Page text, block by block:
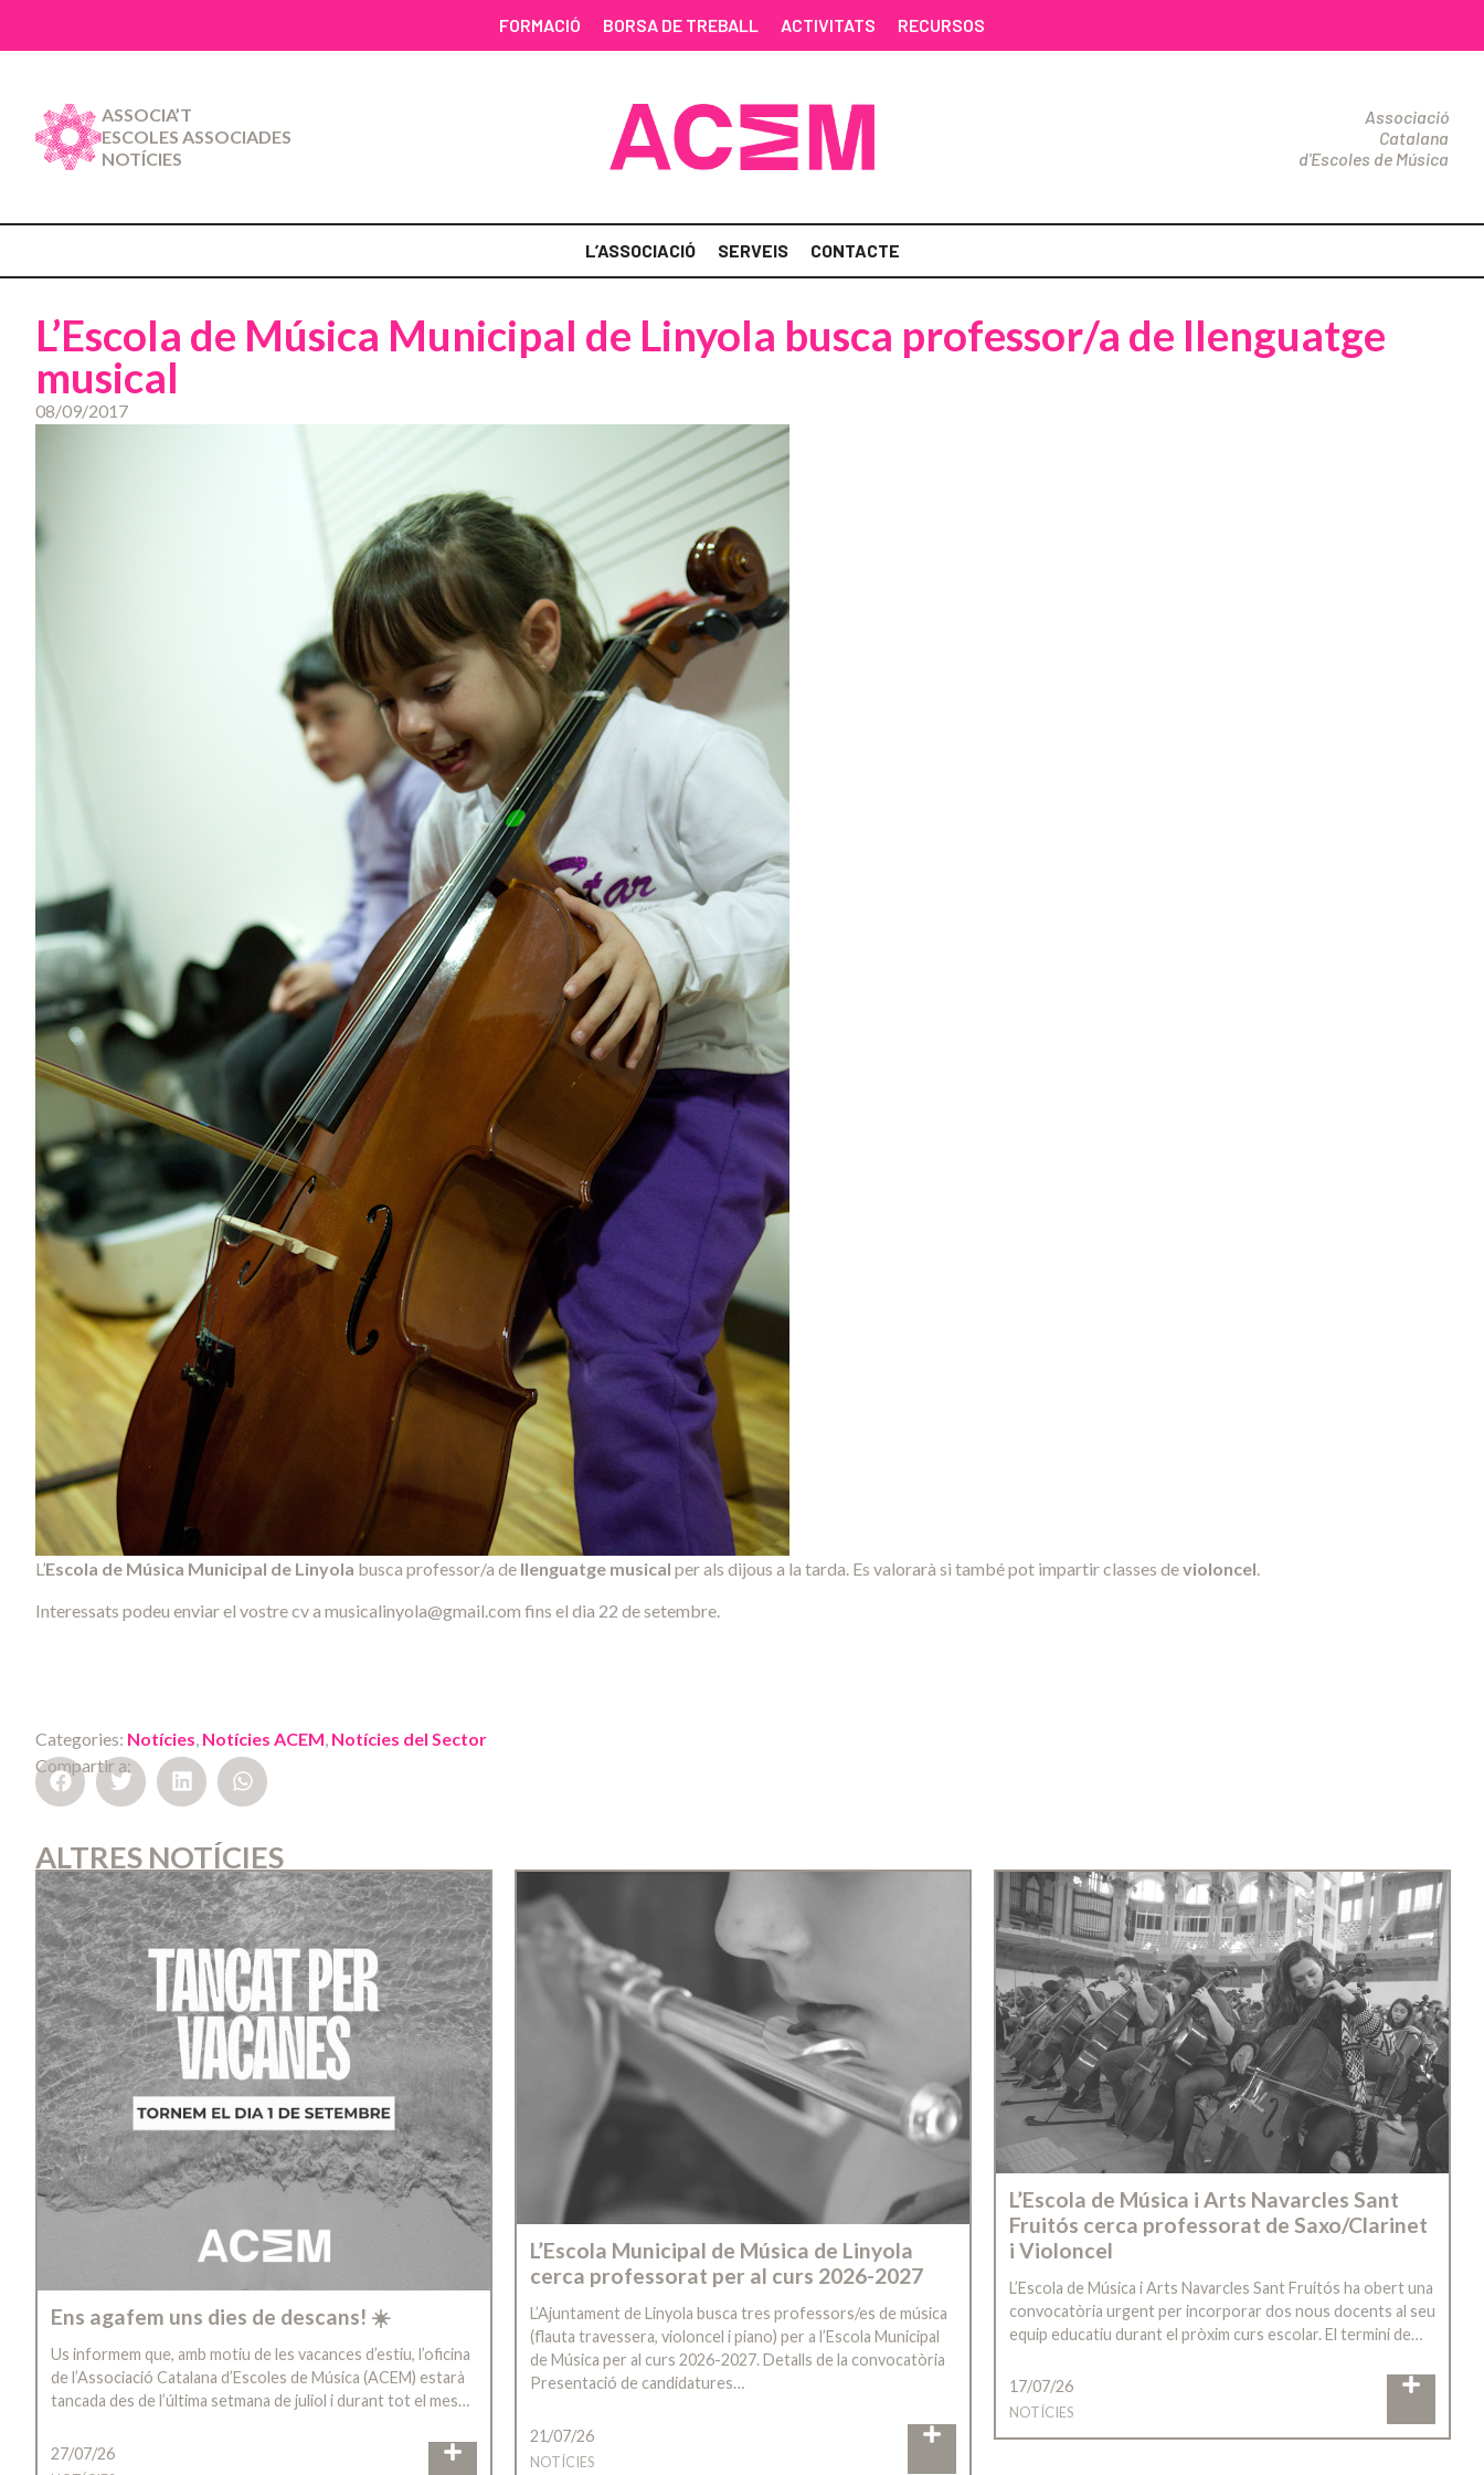
FORMACIÓ BORSA DE TREBALL ACTIVITATS RECURSOS
ASSOCIA’T
ESCOLES ASSOCIADES
NOTÍCIES
Associació
Catalana
d'Escoles de Música
L’ASSOCIACIÓ SERVEIS CONTACTE
L’Escola de Música Municipal de Linyola busca professor/a de llenguatge
musical
08/09/2017
L’Escola de Música Municipal de Linyola busca professor/a de llenguatge musical per als dijous a la tarda. Es valorarà si també pot impartir classes devioloncel.
Interessats podeu enviar el vostre cv a musicalinyola@gmail.com fins el dia 22 de setembre.
Categories: Notícies Notícies ACEM Notícies del Sector
Compartir a:
ALTRES NOTÍCIES
Ens agafem uns dies de descans! ☀️
Us informem que, amb motiu de les vacances d’estiu, l’oficina
de l’Associació Catalana d’Escoles de Música (ACEM) estarà
tancada des de l’última setmana de juliol i durant tot el mes…
27/07/26
L’Escola Municipal de Música de Linyola
cerca professorat per al curs 2026-2027
L’Ajuntament de Linyola busca tres professors/es de música
(flauta travessera, violoncel i piano) per a l’Escola Municipal
de Música per al curs 2026-2027. Detalls de la convocatòria
Presentació de candidatures…
21/07/26
NOTÍCIES
L’Escola de Música i Arts Navarcles Sant
Fruitós cerca professorat de Saxo/Clarinet
i Violoncel
L’Escola de Música i Arts Navarcles Sant Fruitós ha obert una
convocatòria urgent per incorporar dos nous docents al seu
equip educatiu durant el pròxim curs escolar. El termini de…
17/07/26
NOTÍCIES